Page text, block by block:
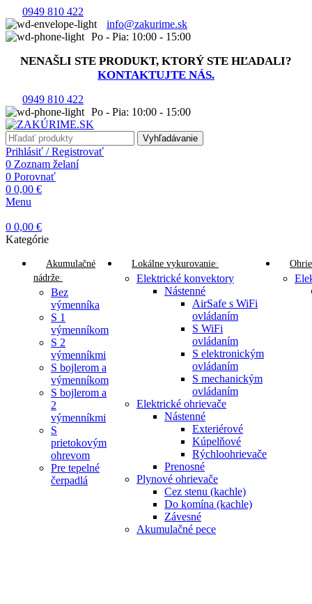
0949 810 422
info@zakurime.sk
Po - Pia: 10:00 - 15:00
NENAŠLI STE PRODUKT, KTORÝ STE HĽADALI?
KONTAKTUJTE NÁS.
0949 810 422
Po - Pia: 10:00 - 15:00
Vyhľadávanie
Prihlásiť / Registrovať
0 Zoznam želaní
0 Porovnať
0 0,00 €
Menu
0 0,00 €
Kategórie
Akumulačné
nádrže
Bez
výmenníka
S 1
výmenníkom
S 2
výmenníkmi
S bojlerom a
výmenníkom
S bojlerom a
2
výmenníkmi
S
prietokovým
ohrevom
Pre tepelné
čerpadlá
Lokálne vykurovanie
Elektrické konvektory
Nástenné
AirSafe s WiFi
ovládaním
S WiFi
ovládaním
S elektronickým
ovládaním
S mechanickým
ovládaním
Elektrické ohrievače
Nástenné
Exteriérové
Kúpelňové
Rýchloohrievače
Prenosné
Plynové ohrievače
Cez stenu (kachle)
Do komína (kachle)
Závesné
Akumulačné pece